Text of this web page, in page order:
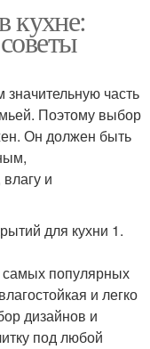
кухне:
часть
Поэтому выбор
Он должен быть
и
для кухни 1.
самых популярных
и легко
дизайнов и
под любой